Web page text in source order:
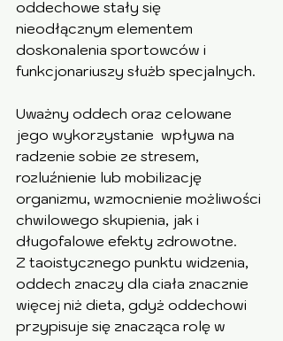
oddechowe stały się
nieodłącznym elementem
doskonalenia sportowców i
funkcjonariuszy służb specjalnych.
Uważny oddech oraz celowane
jego wykorzystanie  wpływa na
radzenie sobie ze stresem,
rozluźnienie lub mobilizację
organizmu, wzmocnienie możliwości
chwilowego skupienia, jak i
długofalowe efekty zdrowotne.
Z taoistycznego punktu widzenia,
oddech znaczy dla ciała znacznie
więcej niż dieta, gdyż oddechowi
przypisuje się znacząca rolę w